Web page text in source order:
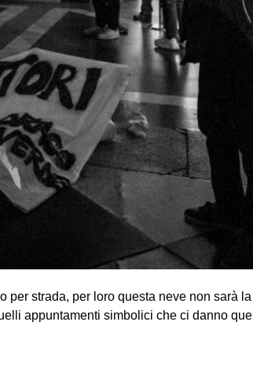
per strada, per loro questa neve non sarà la
appuntamenti simbolici che ci danno